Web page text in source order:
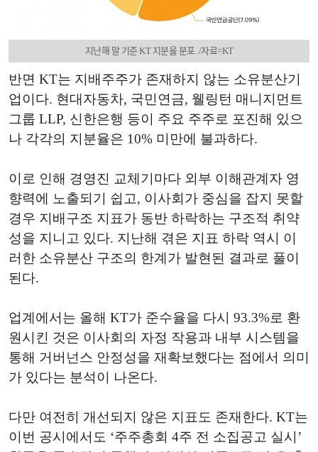
지난해 말 기준 KT 지분율 분포. /자료=KT
반면 KT는 지배주주가 존재하지 않는 소유분산기
업이다. 현대자동차, 국민연금, 웰링턴 매니지먼트
그룹 LLP, 신한은행 등이 주요 주주로 포진해 있으
나 각각의 지분율은 10% 미만에 불과하다.
이로 인해 경영진 교체기마다 외부 이해관계자 영
향력에 노출되기 쉽고, 이사회가 중심을 잡지 못할
경우 지배구조 지표가 동반 하락하는 구조적 취약
성을 지니고 있다. 지난해 겪은 지표 하락 역시 이
러한 소유분산 구조의 한계가 발현된 결과로 풀이
된다.
업계에서는 올해 KT가 준수율을 다시 93.3%로 환
원시킨 것은 이사회의 자정 작용과 내부 시스템을
통해 거버넌스 안정성을 재확보했다는 점에서 의미
가 있다는 분석이 나온다.
다만 여전히 개선되지 않은 지표도 존재한다. KT는
이번 공시에서도 ‘주주총회 4주 전 소집공고 실시’